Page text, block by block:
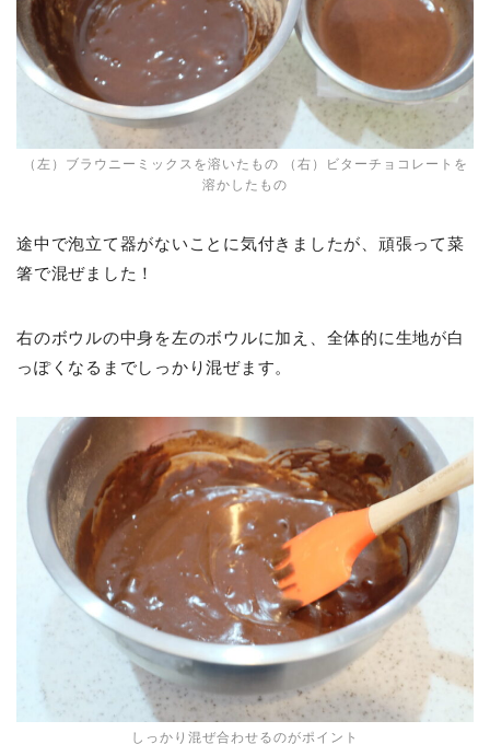
（左）ブラウニーミックスを溶いたもの （右）ビターチョコレートを
溶かしたもの
途中で泡立て器がないことに気付きましたが、頑張って菜
箸で混ぜました！
右のボウルの中身を左のボウルに加え、全体的に生地が白
っぽくなるまでしっかり混ぜます。
しっかり混ぜ合わせるのがポイント